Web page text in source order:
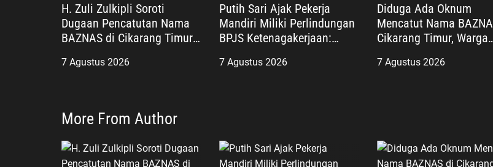
H. Zuli Zulkipli Soroti
Dugaan Pencatutan Nama
BAZNAS di Cikarang Timur,
demi Efek Jera
7 Agustus 2026
Putih Sari Ajak Pekerja
Mandiri Miliki Perlindungan
BPJS Ketenagakerjaan:
Pekerja, Wujudkan
7 Agustus 2026
Diduga Ada Oknum
Mencatut Nama
Cikarang Timur, Warga
Uang dengan Dalih Biaya
7 Agustus 2026
More From Author